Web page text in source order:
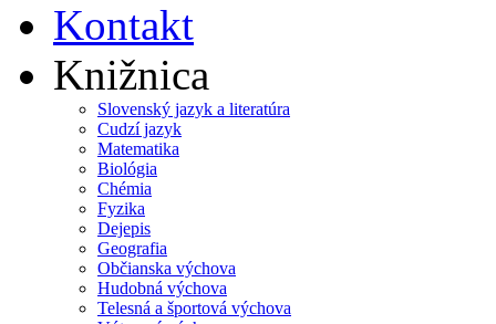
Kontakt
Knižnica
Slovenský jazyk a literatúra
Cudzí jazyk
Matematika
Biológia
Chémia
Fyzika
Dejepis
Geografia
Občianska výchova
Hudobná výchova
Telesná a športová výchova